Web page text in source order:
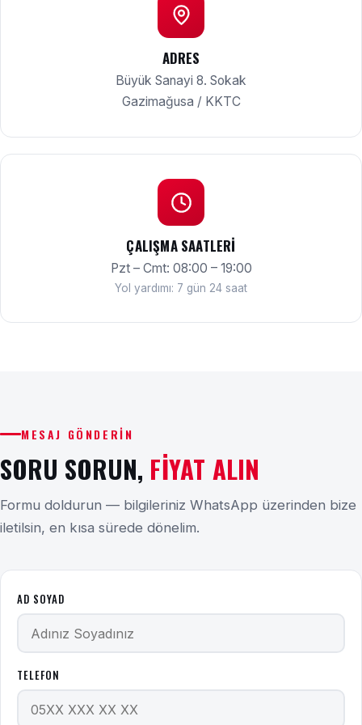
ADRES
Büyük Sanayi 8. Sokak
Gazimağusa / KKTC
ÇALIŞMA SAATLERI
Pzt – Cmt: 08:00 – 19:00
Yol yardımı: 7 gün 24 saat
MESAJ GÖNDERIN
SORU SORUN, FIYAT ALIN
Formu doldurun — bilgileriniz WhatsApp üzerinden bize
iletilsin, en kısa sürede dönelim.
AD SOYAD
TELEFON